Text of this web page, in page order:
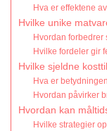
Hva er effektene
Hvilke unike
Hvordan
Hvilke fordeler gir
Hvilke sjeldne
Hva er
Hvordan påvirker
Hvordan kan
Hvilke strategier